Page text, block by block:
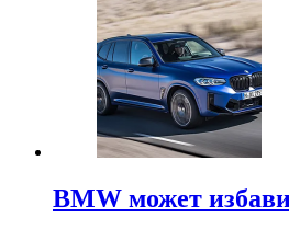
BMW может